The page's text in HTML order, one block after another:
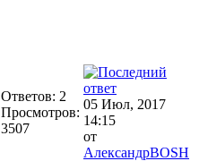
Ответов: 2
Просмотров:
3507
05 Июл, 2017
14:15
от
АлександрBOSH